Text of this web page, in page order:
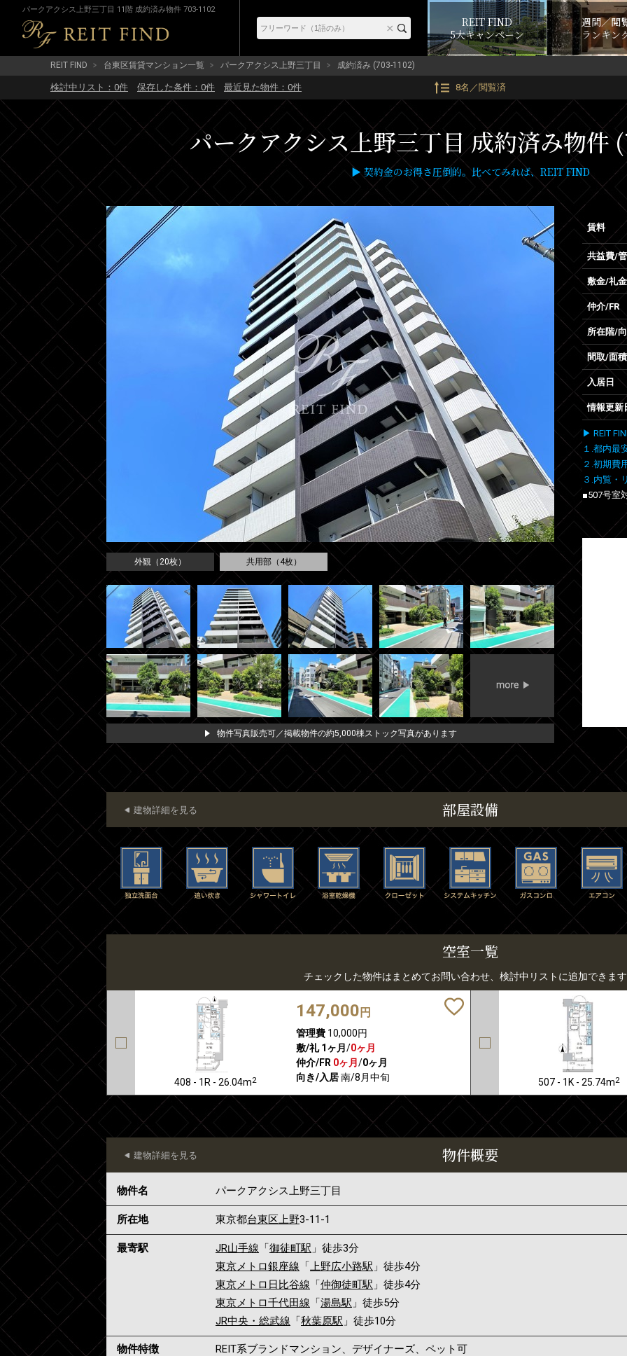
パークアクシス上野三丁目 11階 成約済み物件 703-1102
REIT FIND
5大キャンペーン
週間／閲
ランキン
REIT FIND 台東区賃貸マンション一覧 パークアクシス上野三丁目 成約済み (703-1102)
検討中リスト： 0件 保存した条件： 0件 最近見た物件： 0件 8名／閲覧済
パークアクシス上野三丁目 成約済み物件
▶ 契約金のお得さ圧倒的。比べてみれば、REIT FIND
外観（20枚） 共用部（4枚）
物件写真販売可／掲載物件の約5,000棟ストック写真があります
賃料
共益費/
敷金/礼金
仲介/FR
所在階/
間取/面積
入居日
情報更新
▶ REIT
１.都内最
２.初期費
３.内覧・
■507号室
部屋設備
建物詳細を見る
空室一覧
チェックした物件はまとめてお問い合わせ、検討中リストに追加できま
408 - 1R - 26.04m2
147,000 円
管理費10,000円
敷/礼 1ヶ月 /0ヶ月
仲介/FR 0ヶ月 /0ヶ月
向き/入居南/8月中旬 507 - 1K - 25.74m2
物件概要
建物詳細を見る
物件名 パークアクシス上野三丁目
所在地 東京都台東区上野3-11-1
最寄駅 JR山手線 「御徒町駅 」徒歩3分
東京メトロ銀座線 「上野広小路駅 」徒歩4分
東京メトロ日比谷線 「仲御徒町駅 」徒歩4分
東京メトロ千代田線 「湯島駅 」徒歩5分
JR中央・総武線 「秋葉原駅 」徒歩10分
物件特徴 REIT系ブランドマンション、デザイナーズ、ペット可